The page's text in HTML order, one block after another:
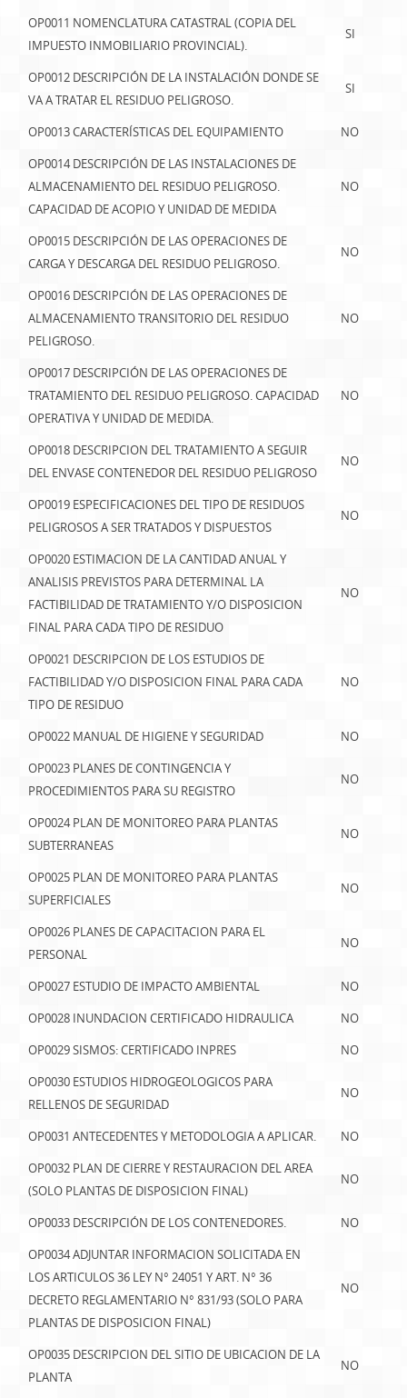
OP0011 NOMENCLATURA CATASTRAL (COPIA DEL
IMPUESTO INMOBILIARIO PROVINCIAL).
SI
OP0012 DESCRIPCIÓN DE LA INSTALACIÓN DONDE SE
VA A TRATAR EL RESIDUO PELIGROSO.
SI
OP0013 CARACTERÍSTICAS DEL EQUIPAMIENTO
NO
OP0014 DESCRIPCIÓN DE LAS INSTALACIONES DE
ALMACENAMIENTO DEL RESIDUO PELIGROSO.
CAPACIDAD DE ACOPIO Y UNIDAD DE MEDIDA
NO
OP0015 DESCRIPCIÓN DE LAS OPERACIONES DE
CARGA Y DESCARGA DEL RESIDUO PELIGROSO.
NO
OP0016 DESCRIPCIÓN DE LAS OPERACIONES DE
ALMACENAMIENTO TRANSITORIO DEL RESIDUO
PELIGROSO.
NO
OP0017 DESCRIPCIÓN DE LAS OPERACIONES DE
TRATAMIENTO DEL RESIDUO PELIGROSO. CAPACIDAD
OPERATIVA Y UNIDAD DE MEDIDA.
NO
OP0018 DESCRIPCION DEL TRATAMIENTO A SEGUIR
DEL ENVASE CONTENEDOR DEL RESIDUO PELIGROSO
NO
OP0019 ESPECIFICACIONES DEL TIPO DE RESIDUOS
PELIGROSOS A SER TRATADOS Y DISPUESTOS
NO
OP0020 ESTIMACION DE LA CANTIDAD ANUAL Y
ANALISIS PREVISTOS PARA DETERMINAL LA
FACTIBILIDAD DE TRATAMIENTO Y/O DISPOSICION
FINAL PARA CADA TIPO DE RESIDUO
NO
OP0021 DESCRIPCION DE LOS ESTUDIOS DE
FACTIBILIDAD Y/O DISPOSICION FINAL PARA CADA
TIPO DE RESIDUO
NO
OP0022 MANUAL DE HIGIENE Y SEGURIDAD
NO
OP0023 PLANES DE CONTINGENCIA Y
PROCEDIMIENTOS PARA SU REGISTRO
NO
OP0024 PLAN DE MONITOREO PARA PLANTAS
SUBTERRANEAS
NO
OP0025 PLAN DE MONITOREO PARA PLANTAS
SUPERFICIALES
NO
OP0026 PLANES DE CAPACITACION PARA EL
PERSONAL
NO
OP0027 ESTUDIO DE IMPACTO AMBIENTAL
NO
OP0028 INUNDACION CERTIFICADO HIDRAULICA
NO
OP0029 SISMOS: CERTIFICADO INPRES
NO
OP0030 ESTUDIOS HIDROGEOLOGICOS PARA
RELLENOS DE SEGURIDAD
NO
OP0031 ANTECEDENTES Y METODOLOGIA A APLICAR.
NO
OP0032 PLAN DE CIERRE Y RESTAURACION DEL AREA
(SOLO PLANTAS DE DISPOSICION FINAL)
NO
OP0033 DESCRIPCIÓN DE LOS CONTENEDORES.
NO
OP0034 ADJUNTAR INFORMACION SOLICITADA EN
LOS ARTICULOS 36 LEY N° 24051 Y ART. N° 36
DECRETO REGLAMENTARIO N° 831/93 (SOLO PARA
PLANTAS DE DISPOSICION FINAL)
NO
OP0035 DESCRIPCION DEL SITIO DE UBICACION DE LA
PLANTA
NO